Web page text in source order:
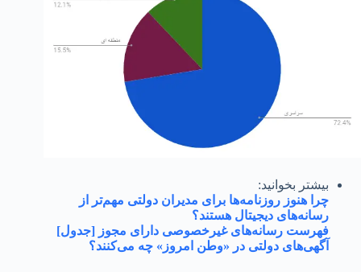
بیشتر بخوانید:
چرا هنوز روزنامه‌ها برای مدیران دولتی مهم‌تر از
رسانه‌های دیجیتال هستند؟
فهرست رسانه‌های غیرخصوصی دارای مجوز [جدول]
آگهی‌های دولتی در «وطن امروز» چه می‌کنند؟